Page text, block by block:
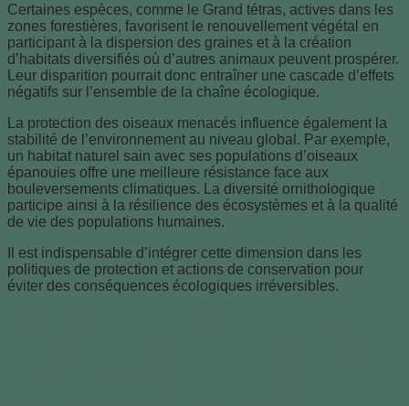
Certaines espèces, comme le Grand tétras, actives dans les
zones forestières, favorisent le renouvellement végétal en
participant à la dispersion des graines et à la création
d’habitats diversifiés où d’autres animaux peuvent prospérer.
Leur disparition pourrait donc entraîner une cascade d’effets
négatifs sur l’ensemble de la chaîne écologique.
La protection des oiseaux menacés influence également la
stabilité de l’environnement au niveau global. Par exemple,
un habitat naturel sain avec ses populations d’oiseaux
épanouies offre une meilleure résistance face aux
bouleversements climatiques. La diversité ornithologique
participe ainsi à la résilience des écosystèmes et à la qualité
de vie des populations humaines.
Il est indispensable d’intégrer cette dimension dans les
politiques de protection et actions de conservation pour
éviter des conséquences écologiques irréversibles.